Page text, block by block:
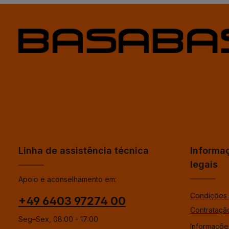
Linha de assistência técnica
Apoio e aconselhamento em:
+49 6403 97274 00
Seg–Sex, 08:00 - 17:00
legais
Condições